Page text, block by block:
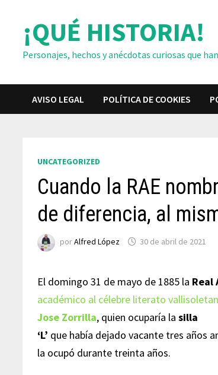
contenido¡QUÉ HISTORIA!
Personajes, hechos y anécdotas curiosas que
AVISO LEGAL POLÍTICA DE COOKIES
UNCATEGORIZED
Cuando la RAE
de diferencia, al
porAlfred López 30 de abril de 2021
El domingo 31 de mayo de 1885 la Real
académico al célebre literato
Jose Zorrilla, quien ocuparía lasilla
‘L’ que había dejado vacante tres años
la ocupó durante treinta años.